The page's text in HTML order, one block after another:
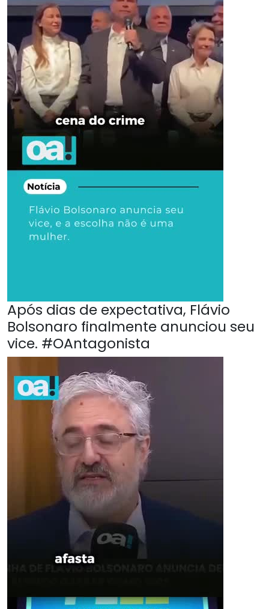
Após dias de expectativa, Flávio
Bolsonaro finalmente anunciou seu
vice. #OAntagonista